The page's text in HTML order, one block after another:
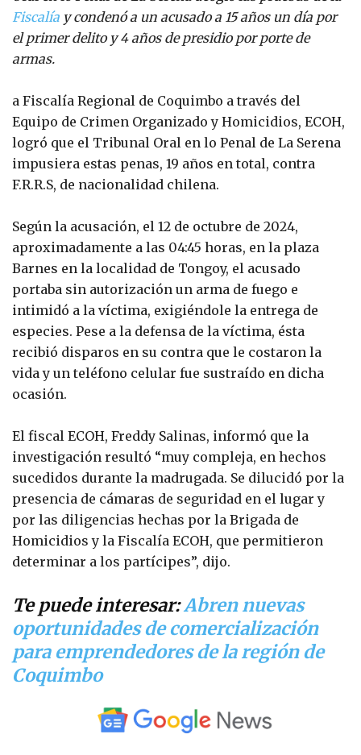
Fiscalía y condenó a un acusado a 15 años un día por
el primer delito y 4 años de presidio por porte de
armas.
a Fiscalía Regional de Coquimbo a través del
Equipo de Crimen Organizado y Homicidios, ECOH,
logró que el Tribunal Oral en lo Penal de La Serena
impusiera estas penas, 19 años en total, contra
F.R.R.S, de nacionalidad chilena.
Según la acusación, el 12 de octubre de 2024,
aproximadamente a las 04:45 horas, en la plaza
Barnes en la localidad de Tongoy, el acusado
portaba sin autorización un arma de fuego e
intimidó a la víctima, exigiéndole la entrega de
especies. Pese a la defensa de la víctima, ésta
recibió disparos en su contra que le costaron la
vida y un teléfono celular fue sustraído en dicha
ocasión.
El fiscal ECOH, Freddy Salinas, informó que la
investigación resultó “muy compleja, en hechos
sucedidos durante la madrugada. Se dilucidó por la
presencia de cámaras de seguridad en el lugar y
por las diligencias hechas por la Brigada de
Homicidios y la Fiscalía ECOH, que permitieron
determinar a los partícipes”, dijo.
Te puede interesar:Abren nuevas
oportunidades de comercialización
para emprendedores de la región de
Coquimbo